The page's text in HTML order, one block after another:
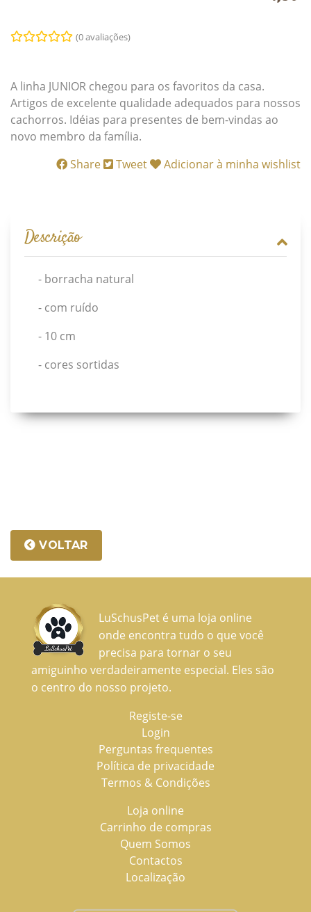
(0 avaliações)
A linha JUNIOR chegou para os favoritos da casa.
Artigos de excelente qualidade adequados para nossos
cachorros. Idéias para presentes de bem-vindas ao
novo membro da família.
Share
Tweet Adicionar à minha wishlist
Descrição
- borracha natural
- com ruído
- 10 cm
- cores sortidas
VOLTAR
LuSchusPet é uma loja online
onde encontra tudo o que você
precisa para tornar o seu
amiguinho verdadeiramente especial. Eles são
o centro do nosso projeto.
Registe-se
Login
Perguntas frequentes
Política de privacidade
Termos & Condições
Loja online
Carrinho de compras
Quem Somos
Contactos
Localização